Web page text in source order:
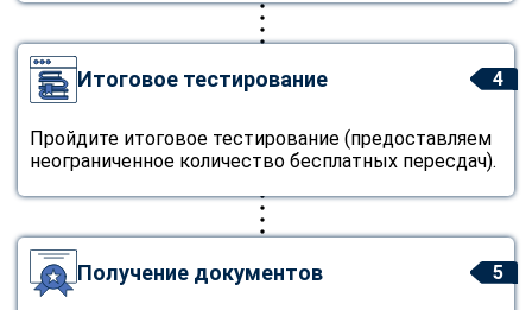
4
Итоговое тестирование
Пройдите итоговое тестирование (предоставляем
неограниченное количество бесплатных пересдач).
5
Получение документов